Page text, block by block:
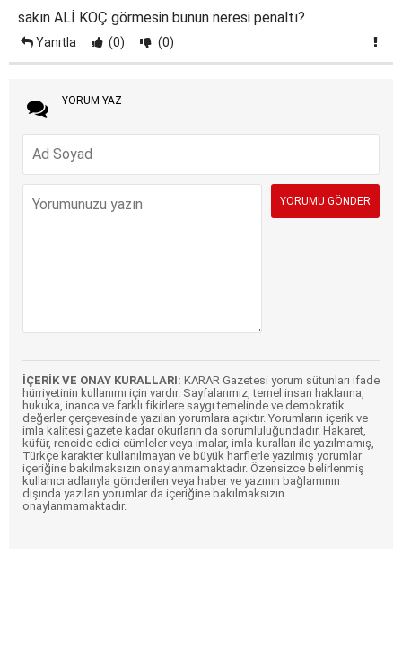
sakın ALİ KOÇ görmesin bunun neresi penaltı?
Yanıtla (0) (0)
YORUM YAZ
İÇERİK VE ONAY KURALLARI: KARAR Gazetesi yorum sütunları ifade
hürriyetinin kullanımı için vardır. Sayfalarımız, temel insan haklarına,
hukuka, inanca ve farklı fikirlere saygı temelinde ve demokratik
değerler çerçevesinde yazılan yorumlara açıktır. Yorumların içerik ve
imla kalitesi gazete kadar okurların da sorumluluğundadır. Hakaret,
küfür, rencide edici cümleler veya imalar, imla kuralları ile yazılmamış,
Türkçe karakter kullanılmayan ve büyük harflerle yazılmış yorumlar
içeriğine bakılmaksızın onaylanmamaktadır. Özensizce belirlenmiş
kullanıcı adlarıyla gönderilen veya haber ve yazının bağlamının
dışında yazılan yorumlar da içeriğine bakılmaksızın
onaylanmamaktadır.